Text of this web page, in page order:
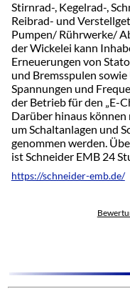
Stirnrad-, Kegelrad-,
Reibrad- und
Pumpen/ Rührwerke/
der Wickelei kann
Erneuerungen von
und Bremsspulen
Spannungen und
der Betrieb für den „E-
Darüber hinaus können
um Schaltanlagen und
genommen werden.
ist Schneider EMB 24
https://schneider-emb.de/